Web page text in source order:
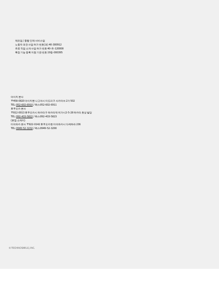
제조업 / 종합 인재 서비스업
노동자 파견 사업 허가 번호(파) 40-300912
유료 직업 소개 사업 허가 번호 40-유-120008
특정 기능 등록 지원 기관 번호 19등-000395
아이치 본사
〒458-0820 아이치현 나고야시 미도리구 사카마쓰 2가 502
TEL:052-602-6910/ 팩스:052-602-6911
후쿠오카 본사
〒812-0013 후쿠오카시 하카타구 하카타역 히가시2-5-28 하카타 효성 빌딩
TEL:092-433-5822/ 팩스:092-433-5823
(본점 소재지)
미야와카 본사 〒822-0142 후쿠오카현 미야와카시 다케하라 236
TEL:0949-52-3232/ 팩스:0949-52-3290
© TECHNOSMILE, INC.